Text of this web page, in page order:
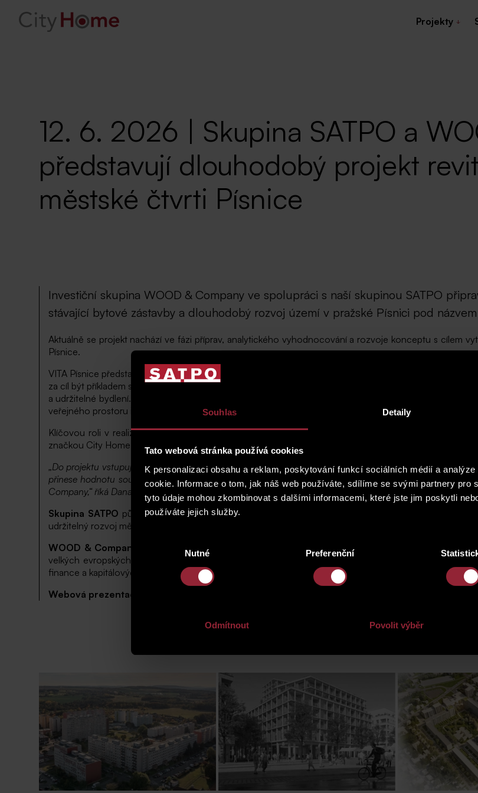
Souhlas Detaily
Tato webová stránka používá cookies
K personalizaci obsahu a reklam, poskytování funkcí sociálních médií a
cookie. Informace o tom, jak náš web používáte, sdílíme se svými partnery pro
tyto údaje mohou zkombinovat s dalšími informacemi, které jste jim poskytli
používáte jejich služby.
Nutné Preferenční
Odmítnout Povolit výběr
Projekty
12. 6. 2026 | Skupina SATPO a
představují dlouhodobý projekt
městské čtvrti Písnice
Investiční skupina WOOD & Company ve spolupráci s naší skupinou SATPO
stávající bytové zástavby a dlouhodobý rozvoj území v pražské Písnici pod
Aktuálně se projekt nachází ve fázi příprav, analytického vyhodnocování a rozvoje konceptu s cílem
Písnice.
VITA Písnice představuje dlouhodobý závazek s horizontem přes deset let. Skupiny SATPO a WOOD
za cíl být příkladem smysluplné proměny městského prostředí a ukázat, že i sídlištní zástavba může
a udržitelné bydlení. Součástí projektu bude postupná obnova domů, realizace energetických opatření
veřejného prostoru i citlivé doplnění nové zástavby.
Klíčovou roli v realizaci projektu hrají dlouholeté zkušenosti skupiny SATPO. Kompletní správa
značkou City Home, zatímco budoucí stavební rozvoj území bude realizován pod značkou SATPO.
„Do projektu vstupujeme s jasnou vizí a dlouhodobou odpovědností. Nejde nám o rychlou proměnu
přinese hodnotu současným i budoucím generacím. Vážíme si dosavadní spolupráce se společností
Company,“ říká Dana Knížková, investiční ředitelka skupiny SATPO.
Skupina SATPO působí na českém realitním trhu více než 30 let a stojí za řadou úspěšných
udržitelný rozvoj městského bydlení.
WOOD & Company
je významná finanční a investiční skupina s předním postavením na
velkých evropských městech – Praze, Bratislavě, Varšavě, Miláně, Bukurešti, Budapešti, Dublinu a
finance a kapitálových trhů, obchodování s cennými papíry a správy majetku. Významnou součástí
Webová prezentace projektu VITA Písnice: